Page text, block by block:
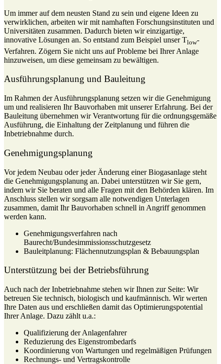
Um immer auf dem neusten Stand zu sein und eigene Ideen zu
verwirklichen, arbeiten wir mit namhaften Forschungsinstituten und
Universitäten zusammen. Dadurch bieten wir einzigartige,
innovative Lösungen an. So entstand zum Beispiel unser Tlow-
Verfahren. Zögern Sie nicht uns auf Probleme bei Ihrer Anlage
hinzuweisen, um diese gemeinsam zu bewältigen.
Ausführungsplanung und Bauleitung
Im Rahmen der Ausführungsplanung setzen wir die Genehmigung
um und realisieren Ihr Bauvorhaben mit unserer Erfahrung. Bei der
Bauleitung übernehmen wir Verantwortung für die ordnungsgemäße
Ausführung, die Einhaltung der Zeitplanung und führen die
Inbetriebnahme durch.
Genehmigungsplanung
Vor jedem Neubau oder jeder Änderung einer Biogasanlage steht
die Genehmigungsplanung an. Dabei unterstützen wir Sie gern,
indem wir Sie beraten und alle Fragen mit den Behörden klären. Im
Anschluss stellen wir sorgsam alle notwendigen Unterlagen
zusammen, damit Ihr Bauvorhaben schnell in Angriff genommen
werden kann.
Genehmigungsverfahren nach
Baurecht/Bundesimmissionsschutzgesetz
Bauleitplanung: Flächennutzungsplan & Bebauungsplan
Unterstützung bei der Betriebsführung
Auch nach der Inbetriebnahme stehen wir Ihnen zur Seite: Wir
betreuen Sie technisch, biologisch und kaufmännisch. Wir werten
Ihre Daten aus und erschließen damit das Optimierungspotential
Ihrer Anlage. Dazu zählt u.a.:
Qualifizierung der Anlagenfahrer
Reduzierung des Eigenstrombedarfs
Koordinierung von Wartungen und regelmäßigen Prüfungen
Rechnungs- und Vertragskontrolle